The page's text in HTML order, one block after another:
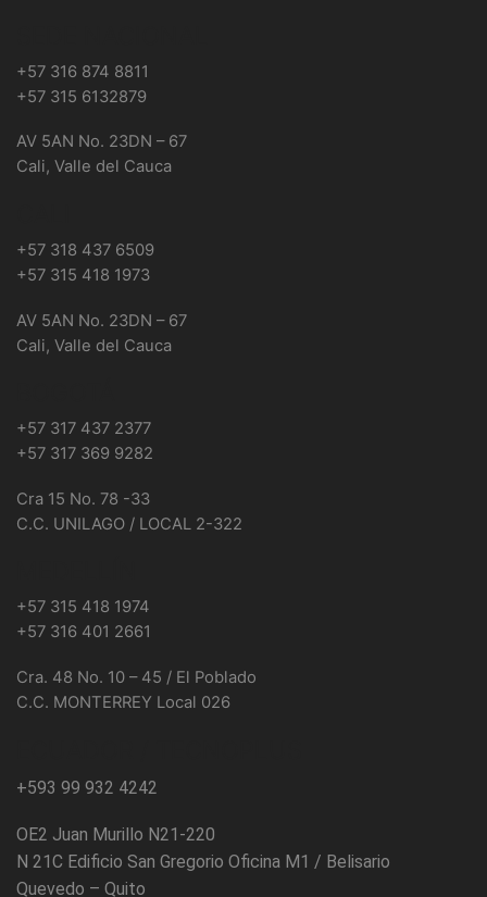
+57 316 874 8811
+57 315 6132879
AV 5AN No. 23DN – 67
Cali, Valle del Cauca
+57 318 437 6509
+57 315 418 1973
AV 5AN No. 23DN – 67
Cali, Valle del Cauca
+57 317 437 2377
+57 317 369 9282
Cra 15 No. 78 -33
C.C. UNILAGO / LOCAL 2-322
+57 315 418 1974
+57 316 401 2661
Cra. 48 No. 10 – 45 / El Poblado
C.C. MONTERREY Local 026
+593 99 932 4242
OE2 Juan Murillo N21-220
N 21C Edificio San Gregorio Oficina M1 / Belisario
Quevedo – Quito